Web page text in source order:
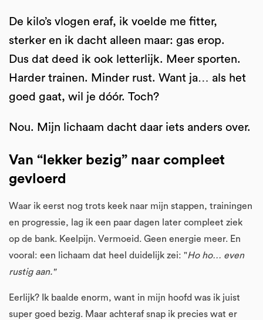
De kilo’s vlogen eraf, ik voelde me fitter,
sterker en ik dacht alleen maar: gas erop.
Dus dat deed ik ook letterlijk. Meer sporten.
Harder trainen. Minder rust. Want ja… als het
goed gaat, wil je dóór. Toch?
Nou. Mijn lichaam dacht daar iets anders over.
Van “lekker bezig” naar compleet
gevloerd
Waar ik eerst nog trots keek naar mijn stappen, trainingen
en progressie, lag ik een paar dagen later compleet ziek
op de bank. Keelpijn. Vermoeid. Geen energie meer. En
vooral: een lichaam dat heel duidelijk zei: "Ho ho… even
rustig aan."
Eerlijk? Ik baalde enorm, want in mijn hoofd was ik juist
super goed bezig. Maar achteraf snap ik precies wat er